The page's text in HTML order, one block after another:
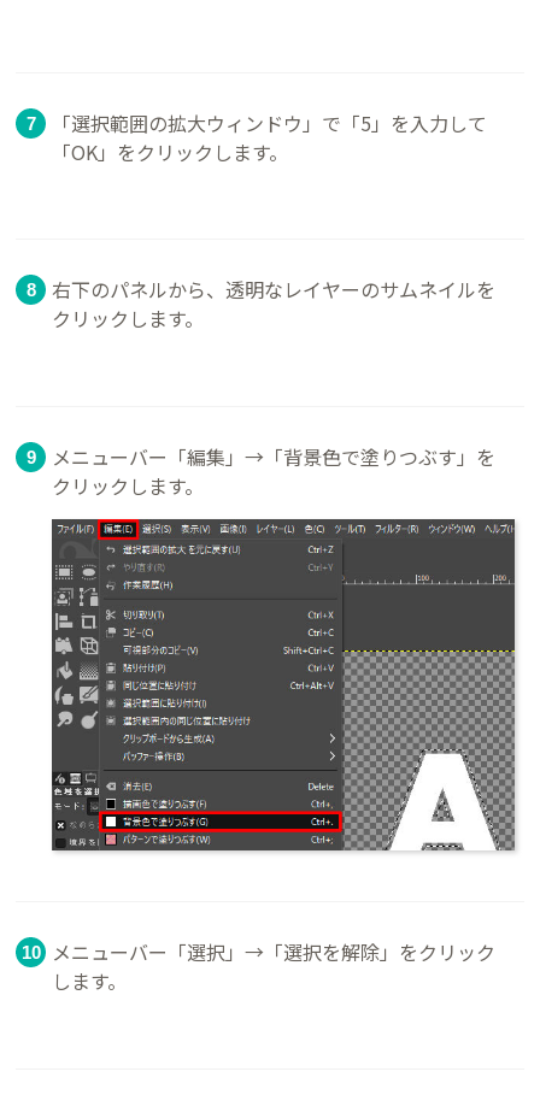
「選択範囲の拡大ウィンドウ」で「5」を入力して
「OK」をクリックします。
右下のパネルから、透明なレイヤーのサムネイルを
クリックします。
メニューバー「編集」→「背景色で塗りつぶす」を
クリックします。
メニューバー「選択」→「選択を解除」をクリック
します。